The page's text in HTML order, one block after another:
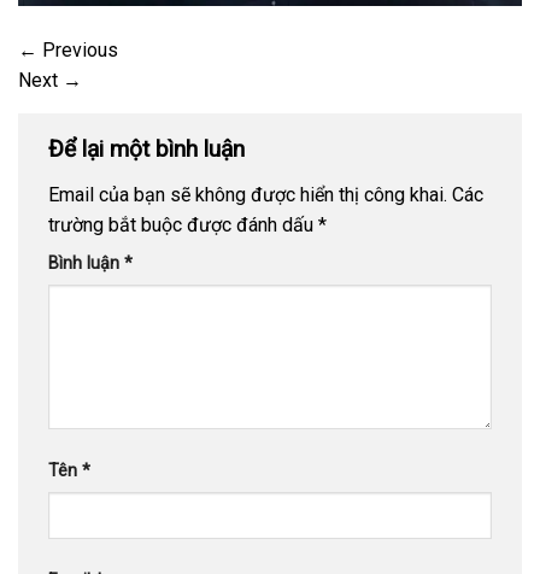
← Previous
Next →
Để lại một bình luận
Email của bạn sẽ không được hiển thị công khai. Các
trường bắt buộc được đánh dấu *
Bình luận *
Tên *